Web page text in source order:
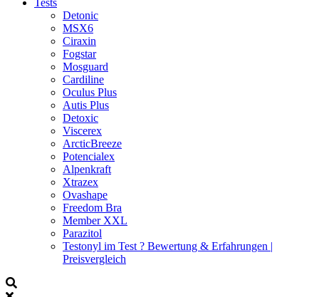
Tests
Detonic
MSX6
Ciraxin
Fogstar
Mosguard
Cardiline
Oculus Plus
Autis Plus
Detoxic
Viscerex
ArcticBreeze
Potencialex
Alpenkraft
Xtrazex
Ovashape
Freedom Bra
Member XXL
Parazitol
Testonyl im Test ? Bewertung & Erfahrungen |
Preisvergleich